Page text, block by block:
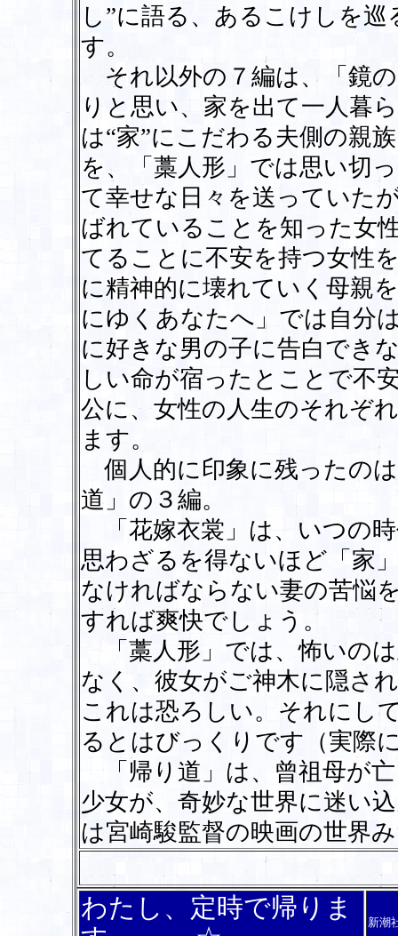
し”に語る、あるこけしを
す。
それ以外の７編は、「鏡
りと思い、家を出て一人暮
は“家”にこだわる夫側の親
を、「藁人形」では思い切
て幸せな日々を送っていた
ばれていることを知った女
てることに不安を持つ女性
に精神的に壊れていく母親
にゆくあなたへ」では自分
に好きな男の子に告白でき
しい命が宿ったとことで不
公に、女性の人生のそれぞ
ます。
個人的に印象に残ったの
道」の３編。
「花嫁衣裳」は、いつの
思わざるを得ないほど「家
なければならない妻の苦悩
すれば爽快でしょう。
「藁人形」では、怖いの
なく、彼女がご神木に隠さ
これは恐ろしい。それにし
るとはびっくりです（実際
「帰り道」は、曾祖母が
少女が、奇妙な世界に迷い
は宮崎駿監督の映画の世界
わたし、定時で帰りま
新潮